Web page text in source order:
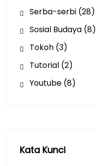
Serba-serbi(28)
Sosial Budaya(8)
Tokoh(3)
Tutorial(2)
Youtube(8)
Kata Kunci